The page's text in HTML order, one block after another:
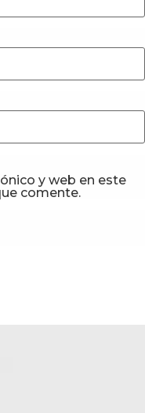
y web en este
comente.